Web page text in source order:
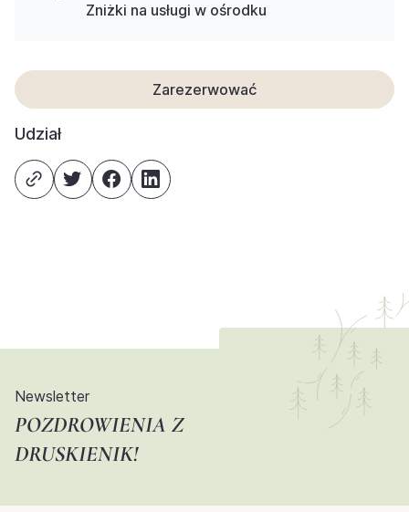
Zniżki na usługi w ośrodku
Zarezerwować
Udział
Newsletter
POZDROWIENIA Z
DRUSKIENIK!